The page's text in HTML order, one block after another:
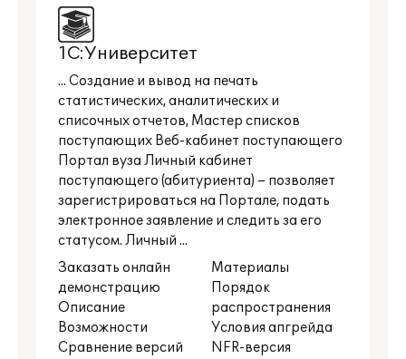
1С:Университет
... Создание и вывод на печать
статистических, аналитических и
списочных отчетов, Мастер списков
поступающих Веб-кабинет поступающего
Портал вуза Личный кабинет
поступающего (абитуриента) – позволяет
зарегистрироваться на Портале, подать
электронное заявление и следить за его
статусом. Личный ...
Заказать онлайн
демонстрацию
Описание
Возможности
Сравнение версий
Материалы
Порядок
распространения
Условия апгрейда
NFR-версия